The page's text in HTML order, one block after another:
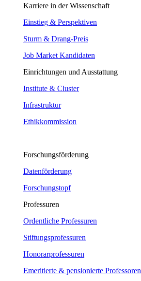
Karriere in der Wissenschaft
Einstieg & Perspektiven
Sturm & Drang-Preis
Job Market Kandidaten
Einrichtungen und Ausstattung
Institute & Cluster
Infrastruktur
Ethikkommission
Forschungsförderung
Datenförderung
Forschungstopf
Professuren
Ordentliche Professuren
Stiftungsprofessuren
Honorarprofessuren
Emeritierte & pensionierte Professoren